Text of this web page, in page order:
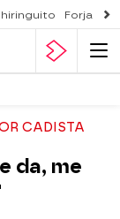
Forjado
CADISTA
da, me